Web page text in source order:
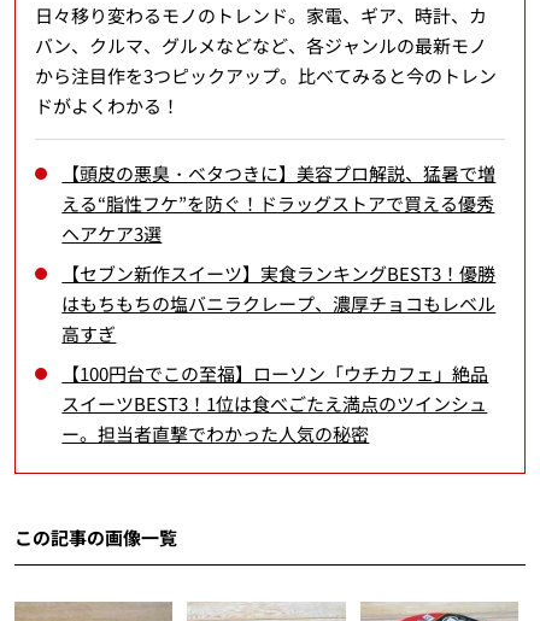
日々移り変わるモノのトレンド。家電、ギア、時計、カ
バン、クルマ、グルメなどなど、各ジャンルの最新モノ
から注目作を3つピックアップ。比べてみると今のトレン
ドがよくわかる！
【頭皮の悪臭・ベタつきに】美容プロ解説、猛暑で増
える“脂性フケ”を防ぐ！ドラッグストアで買える優秀
ヘアケア3選
【セブン新作スイーツ】実食ランキングBEST3！優勝
はもちもちの塩バニラクレープ、濃厚チョコもレベル
高すぎ
【100円台でこの至福】ローソン「ウチカフェ」絶品
スイーツBEST3！1位は食べごたえ満点のツインシュ
ー。担当者直撃でわかった人気の秘密
この記事の画像一覧